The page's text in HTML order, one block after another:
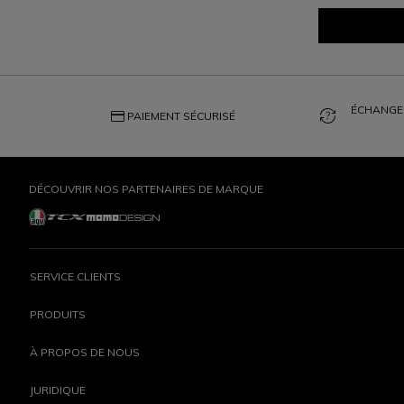
credit_card PAIEMENT SÉCURISÉ question_exchange
DÉCOUVRIR NOS PARTENAIRES DE MARQUE
SERVICE CLIENTS
PRODUITS
À PROPOS DE NOUS
JURIDIQUE